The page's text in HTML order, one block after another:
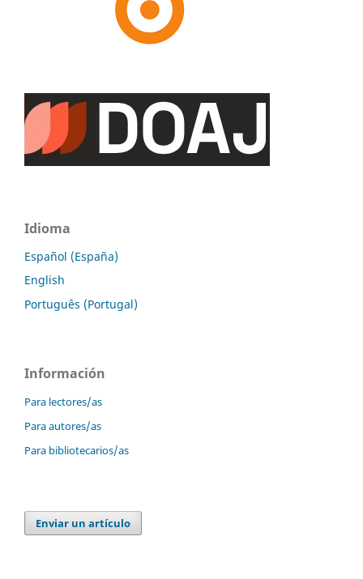
Idioma
Español (España)
English
Português (Portugal)
Información
Para lectores/as
Para autores/as
Para bibliotecarios/as
Enviar un artículo